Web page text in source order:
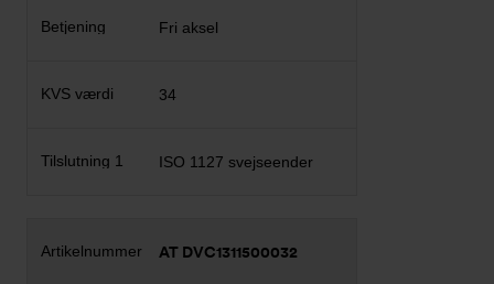
Fri aksel
34
ISO 1127 svejseender
AT DVC1311500032